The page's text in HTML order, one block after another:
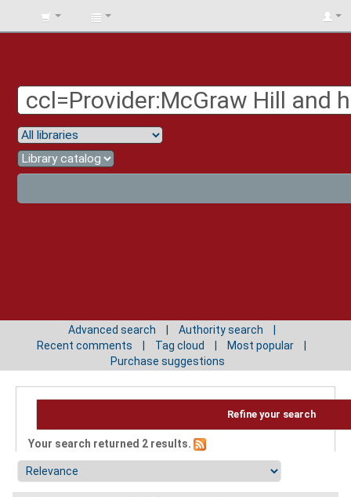
BIBLIOTECA
Advanced search
Authority search
Recent comments
Tag cloud
Most popular
Purchase suggestions
Refine your search
Your search returned 2 results.